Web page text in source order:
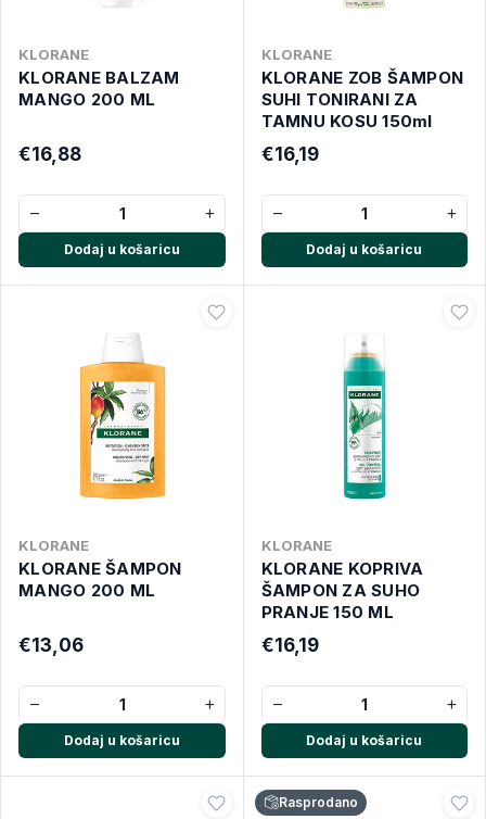
KLORANE
KLORANE BALZAM
MANGO 200 ML
€16,88
− +
Dodaj u košaricu
KLORANE
KLORANE ZOB ŠAMPON
SUHI TONIRANI ZA
TAMNU KOSU 150ml
€16,19
− +
Dodaj u košaricu
KLORANE
KLORANE ŠAMPON
MANGO 200 ML
€13,06
− +
Dodaj u košaricu
KLORANE
KLORANE KOPRIVA
ŠAMPON ZA SUHO
PRANJE 150 ML
€16,19
− +
Dodaj u košaricu
Rasprodano